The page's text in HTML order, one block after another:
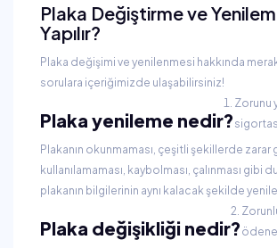
Plaka Değiştirme ve
Yapılır?
Plaka değişimi ve yenilenmesi hakkında
sorulara içeriğimizde ulaşabilirsiniz!
Plaka yenileme nedir?
Plakanın okunmaması, çeşitli şekillerde zarar
kullanılamaması, kaybolması, çalınması gibi
plakanın bilgilerinin aynı kalacak şekilde
Plaka değişikliği nedir?
Zorunu